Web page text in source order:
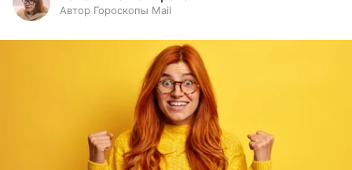
Автор Гороскопы Mail